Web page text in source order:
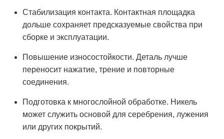
Стабилизация контакта. Контактная площадка
дольше сохраняет предсказуемые свойства при
сборке и эксплуатации.
Повышение износостойкости. Деталь лучше
переносит нажатие, трение и повторные
соединения.
Подготовка к многослойной обработке. Никель
может служить основой для серебрения, лужения
или других покрытий.